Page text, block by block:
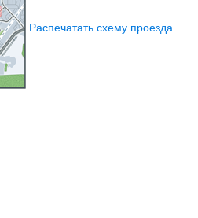
Распечатать схему проезда